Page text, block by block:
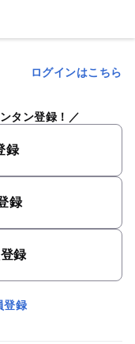
ログインはこちら
タン登録！
録
録
録
登録